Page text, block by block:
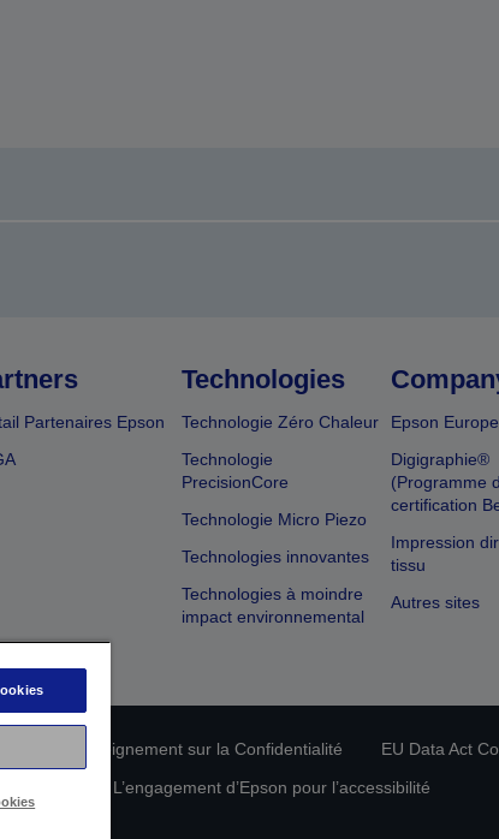
Partenaires Epson
Technologies
Technologie Zéro Chaleur
Technologie
PrecisionCore
Technologie Micro Piezo
Technologies innovantes
Technologies à moindre
impact environnemental
Epson
Digigraphie®
(Programme
certification
Impression
tissu
Autres sites
de Renseignement sur la Confidentialité
EU Data Act
L’engagement d’Epson pour l’accessibilité